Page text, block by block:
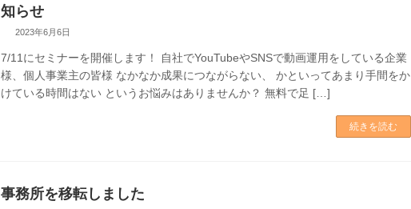
知らせ
2023年6月6日
7/11にセミナーを開催します！ 自社でYouTubeやSNSで動画運用をしている企業
様、個人事業主の皆様 なかなか成果につながらない、 かといってあまり手間をか
けている時間はない というお悩みはありませんか？ 無料で足 […]
続きを読む
事務所を移転しました